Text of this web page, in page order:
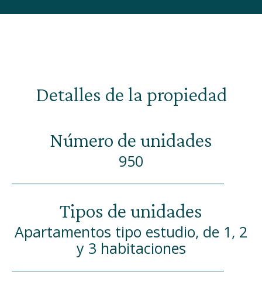
Detalles de la propiedad
Número de unidades
950
Tipos de unidades
Apartamentos tipo estudio, de 1, 2
y 3 habitaciones